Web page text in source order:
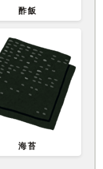
酢飯
海苔